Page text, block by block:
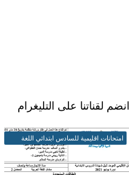
انضم لقناتنا على التليغرام
امتحانات اقليمية للسادس ابتدائي اللغة